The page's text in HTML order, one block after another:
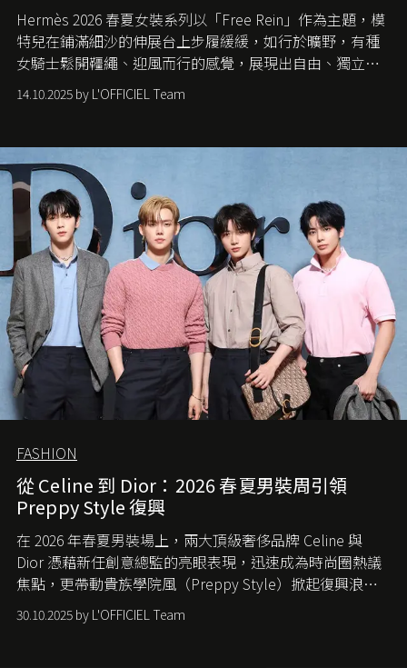
Hermès 2026 春夏女裝系列以「Free Rein」作為主題，模
特兒在鋪滿細沙的伸展台上步履緩緩，如行於曠野，有種
女騎士鬆開韁繩、迎風而行的感覺，展現出自由、獨立與
從容的態度。
14.10.2025 by L'OFFICIEL Team
FASHION
從 Celine 到 Dior：2026 春夏男裝周引領
Preppy Style 復興
在 2026 年春夏男裝場上，兩大頂級奢侈品牌 Celine 與
Dior 憑藉新任創意總監的亮眼表現，迅速成為時尚圈熱議
焦點，更帶動貴族學院風（Preppy Style）掀起復興浪
潮，讓這股經典風格再度回到大眾視線。
30.10.2025 by L'OFFICIEL Team